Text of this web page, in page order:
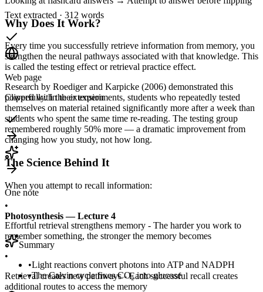
Why Does It Work?
Every time you successfully retrieve information from memory, you
strengthen the neural pathways associated with that knowledge. This
is called the testing effect or retrieval practice effect.
Research by Roediger and Karpicke (2006) demonstrated this
powerfully. In their experiments, students who repeatedly tested
themselves on material retained significantly more after a week than
students who spent the same time re-reading. The testing group
remembered roughly 50% more — a dramatic improvement from
changing how you study, not how long.
The Science Behind It
When you attempt to recall information:
•
Effortful retrieval strengthens memory - The harder you work to
remember something, the stronger the memory becomes
•
Retrieval creates new pathways - Each successful recall creates
additional routes to access the memory
Text extracted · 312 words
Web page
Clipped with the extension
One note
Photosynthesis — Lecture 4
Summary
•Light reactions convert photons into ATP and NADPH
•The Calvin cycle fixes CO₂ into glucose